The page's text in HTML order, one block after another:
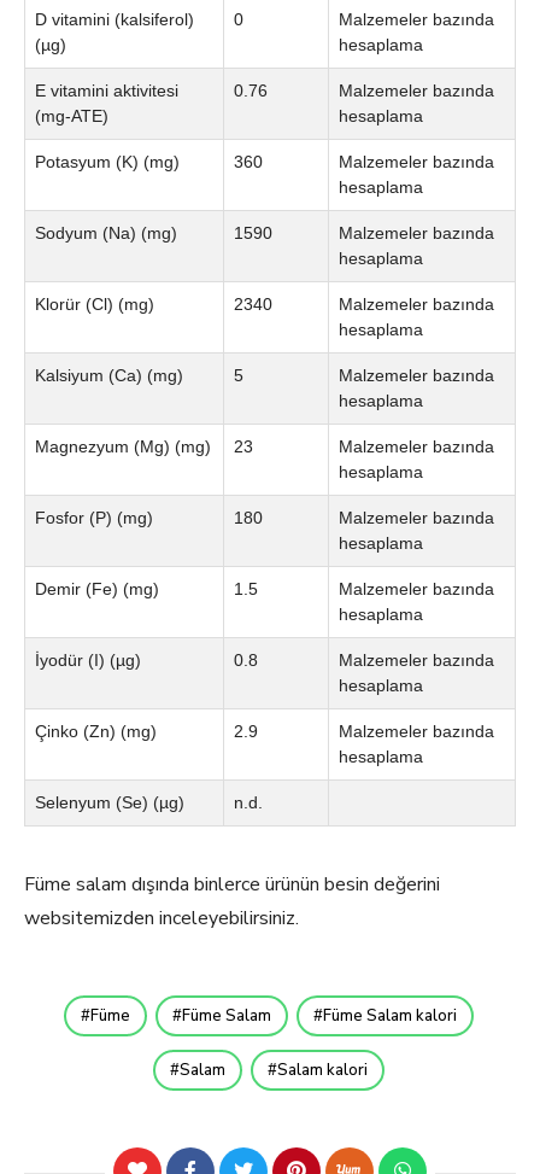
D vitamini (kalsiferol)
(µg)
0
Malzemeler bazında
hesaplama
E vitamini aktivitesi
(mg-ATE)
0.76
Malzemeler bazında
hesaplama
Potasyum (K) (mg) 360
Malzemeler bazında
hesaplama
Sodyum (Na) (mg) 1590
Malzemeler bazında
hesaplama
Klorür (Cl) (mg) 2340
Malzemeler bazında
hesaplama
Kalsiyum (Ca) (mg) 5
Malzemeler bazında
hesaplama
Magnezyum (Mg) (mg) 23
Malzemeler bazında
hesaplama
Fosfor (P) (mg) 180
Malzemeler bazında
hesaplama
Demir (Fe) (mg) 1.5
Malzemeler bazında
hesaplama
İyodür (I) (µg) 0.8
Malzemeler bazında
hesaplama
Çinko (Zn) (mg) 2.9
Malzemeler bazında
hesaplama
Selenyum (Se) (µg) n.d.
Füme salam dışında binlerce ürünün besin değerini
websitemizden inceleyebilirsiniz.
Füme Füme Salam Füme Salam kalori
Salam Salam kalori